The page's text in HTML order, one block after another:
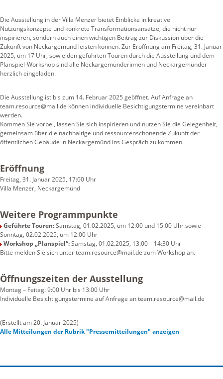
Die Ausstellung in der Villa Menzer bietet Einblicke in kreative
Nutzungskonzepte und konkrete Transformationsansätze, die nicht nur
inspirieren, sondern auch einen wichtigen Beitrag zur Diskussion über die
Zukunft von Neckargemünd leisten können. Zur Eröffnung am Freitag, 31. Januar
2025, um 17 Uhr, sowie den geführten Touren durch die Ausstellung und dem
Planspiel-Workshop sind alle Neckargemünderinnen und Neckargemünder
herzlich eingeladen.
Die Ausstellung ist bis zum 14. Februar 2025 geöffnet. Auf Anfrage an
team.resource@mail.de können individuelle Besichtigungstermine vereinbart
werden.
Kommen Sie vorbei, lassen Sie sich inspirieren und nutzen Sie die Gelegenheit,
gemeinsam über die nachhaltige und ressourcenschonende Zukunft der
öffentlichen Gebäude in Neckargemünd ins Gespräch zu kommen.
Eröffnung
Freitag, 31. Januar 2025, 17:00 Uhr
Villa Menzer, Neckargemünd
Weitere Programmpunkte
Geführte Touren:Samstag, 01.02.2025, um 12:00 und 15:00 Uhr sowie
Sonntag, 02.02.2025, um 12:00 Uhr
Workshop „Planspiel“:Samstag, 01.02.2025, 13:00 – 14:30 Uhr
Bitte melden Sie sich unter team.resource@mail.de zum Workshop an.
Öffnungszeiten der Ausstellung
Montag – Feitag: 9:00 Uhr bis 13:00 Uhr
Individuelle Besichtigungstermine auf Anfrage an team.resource@mail.de
(Erstellt am 20. Januar 2025)
Alle Mitteilungen der Rubrik "Pressemitteilungen" anzeigen